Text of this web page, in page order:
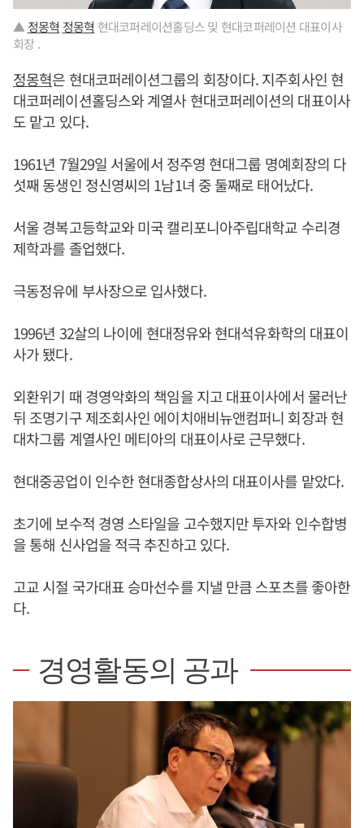
▲ 정몽혁 정몽혁 현대코퍼레이션홀딩스 및 현대코퍼레이션 대표이사
회장 .
정몽혁은 현대코퍼레이션그룹의 회장이다. 지주회사인 현
대코퍼레이션홀딩스와 계열사 현대코퍼레이션의 대표이사
도 맡고 있다.
1961년 7월29일 서울에서 정주영 현대그룹 명예회장의 다
섯째 동생인 정신영씨의 1남1녀 중 둘째로 태어났다.
서울 경복고등학교와 미국 캘리포니아주립대학교 수리경
제학과를 졸업했다.
극동정유에 부사장으로 입사했다.
1996년 32살의 나이에 현대정유와 현대석유화학의 대표이
사가 됐다.
외환위기 때 경영악화의 책임을 지고 대표이사에서 물러난
뒤 조명기구 제조회사인 에이치애비뉴앤컴퍼니 회장과 현
대차그룹 계열사인 메티아의 대표이사로 근무했다.
현대중공업이 인수한 현대종합상사의 대표이사를 맡았다.
초기에 보수적 경영 스타일을 고수했지만 투자와 인수합병
을 통해 신사업을 적극 추진하고 있다.
고교 시절 국가대표 승마선수를 지낼 만큼 스포츠를 좋아한
다.
경영활동의 공과